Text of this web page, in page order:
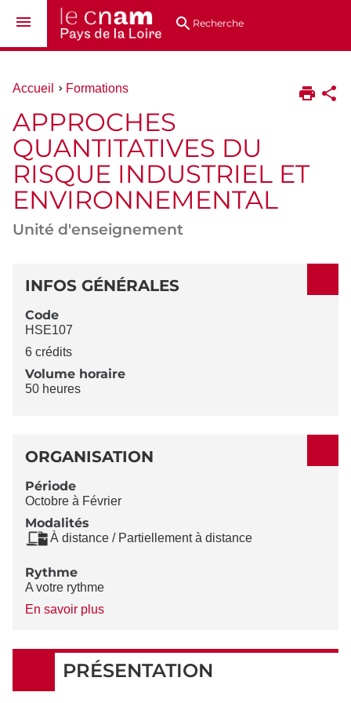
au
directsRecherche
Vous
ici :
Accueil Formations
APPROCHES
QUANTITATIVES DU
RISQUE INDUSTRIEL ET
ENVIRONNEMENTAL
Unité d'enseignement
DÉTAILS
INFOS GÉNÉRALES
Code
HSE107
6 crédits
Volume horaire
50 heures
ORGANISATION
Période
Octobre à Février
Modalités
À distance / Partiellement à distance
Rythme
A votre rythme
En savoir plusà
Rythme
PRÉSENTATION